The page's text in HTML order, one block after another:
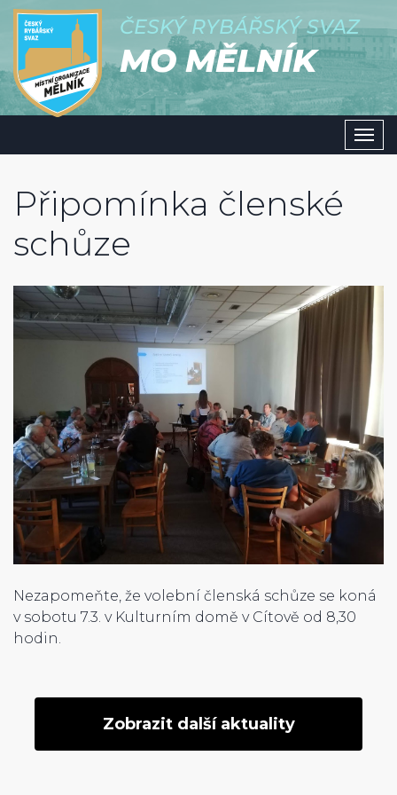
ČESKÝ RYBÁŘSKÝ SVAZ
MO MĚLNÍK
Připomínka členské
schůze
Nezapomeňte, že volební členská schůze se koná
v sobotu 7.3. v Kulturním domě v Cítově od 8,30
hodin.
Zobrazit další aktuality